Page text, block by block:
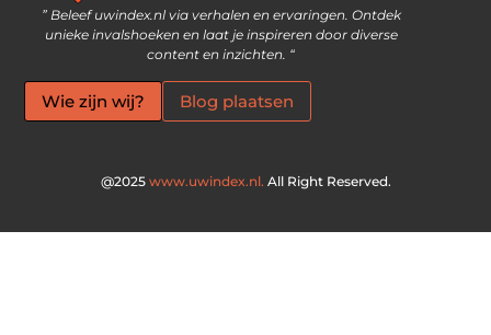
” Beleef uwindex.nl via verhalen en ervaringen. Ontdek
unieke invalshoeken en laat je inspireren door diverse
content en inzichten. “
Wie zijn wij? Blog plaatsen
@2025 www.uwindex.nl. All Right Reserved.